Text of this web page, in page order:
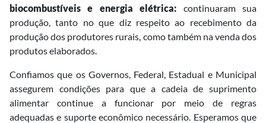
biocombustíveis e energia elétrica: continuaram sua
produção, tanto no que diz respeito ao recebimento da
produção dos produtores rurais, como também na venda dos
produtos elaborados.
Confiamos que os Governos, Federal, Estadual e Municipal
assegurem condições para que a cadeia de suprimento
alimentar continue a funcionar por meio de regras
adequadas e suporte econômico necessário. Esperamos que